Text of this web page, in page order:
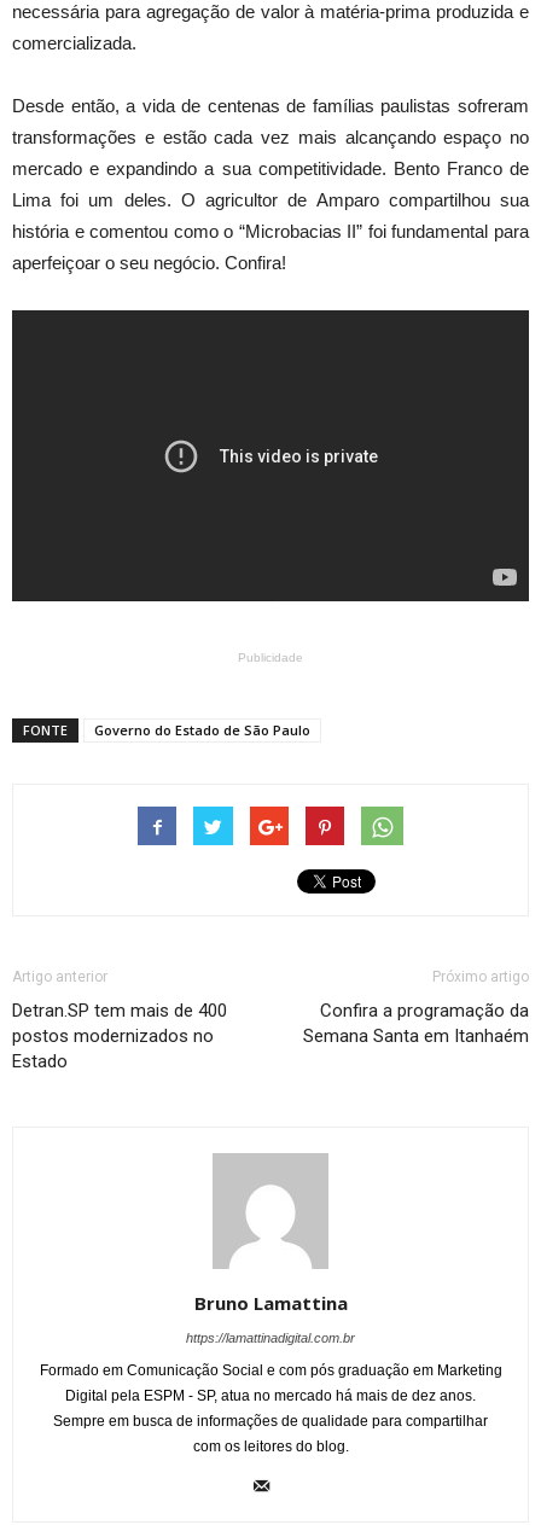
necessária para agregação de valor à matéria-prima produzida e
comercializada.
Desde então, a vida de centenas de famílias paulistas sofreram
transformações e estão cada vez mais alcançando espaço no
mercado e expandindo a sua competitividade. Bento Franco de
Lima foi um deles. O agricultor de Amparo compartilhou sua
história e comentou como o “Microbacias II” foi fundamental para
aperfeiçoar o seu negócio. Confira!
Publicidade
FONTE Governo do Estado de São Paulo
Artigo anterior
Detran.SP tem mais de 400
postos modernizados no
Estado
Próximo artigo
Confira a programação da
Semana Santa em Itanhaém
Bruno Lamattina
https://lamattinadigital.com.br
Formado em Comunicação Social e com pós graduação em Marketing
Digital pela ESPM - SP, atua no mercado há mais de dez anos.
Sempre em busca de informações de qualidade para compartilhar
com os leitores do blog.